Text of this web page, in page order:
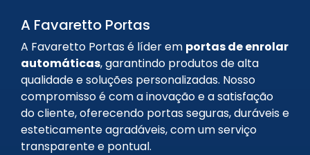
A Favaretto Portas
A Favaretto Portas é líder em portas de enrolar
automáticas, garantindo produtos de alta
qualidade e soluções personalizadas. Nosso
compromisso é com a inovação e a satisfação
do cliente, oferecendo portas seguras, duráveis e
esteticamente agradáveis, com um serviço
transparente e pontual.